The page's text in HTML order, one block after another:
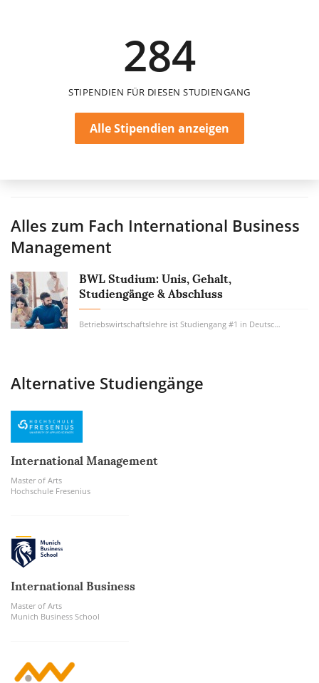
284
STIPENDIEN FÜR DIESEN STUDIENGANG
Alle Stipendien anzeigen
Alles zum Fach International Business
Management
BWL Studium: Unis, Gehalt,
Studiengänge & Abschluss
Betriebswirtschaftslehre ist Studiengang #1 in Deutschland. Wie viel Geld verdient man...
Alternative Studiengänge
International Management
Master of Arts
Hochschule Fresenius
International Business
Master of Arts
Munich Business School